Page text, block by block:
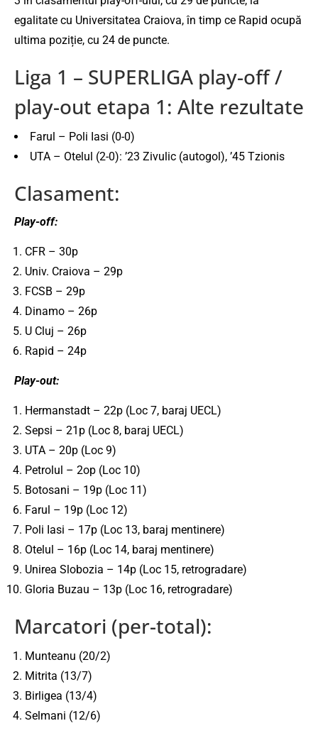
egalitate cu Universitatea Craiova, în timp ce Rapid ocupă
ultima poziție, cu 24 de puncte.
Liga 1 – SUPERLIGA play-off /
play-out etapa 1: Alte rezultate
Farul – Poli Iasi (0-0)
UTA – Otelul (2-0): ’23 Zivulic (autogol), ’45 Tzionis
Clasament:
Play-off:
CFR – 30p
Univ. Craiova – 29p
FCSB – 29p
Dinamo – 26p
U Cluj – 26p
Rapid – 24p
Play-out:
Hermanstadt – 22p (Loc 7, baraj UECL)
Sepsi – 21p (Loc 8, baraj UECL)
UTA – 20p (Loc 9)
Petrolul – 2op (Loc 10)
Botosani – 19p (Loc 11)
Farul – 19p (Loc 12)
Poli Iasi – 17p (Loc 13, baraj mentinere)
Otelul – 16p (Loc 14, baraj mentinere)
Unirea Slobozia – 14p (Loc 15, retrogradare)
Gloria Buzau – 13p (Loc 16, retrogradare)
Marcatori (per-total):
Munteanu (20/2)
Mitrita (13/7)
Birligea (13/4)
Selmani (12/6)